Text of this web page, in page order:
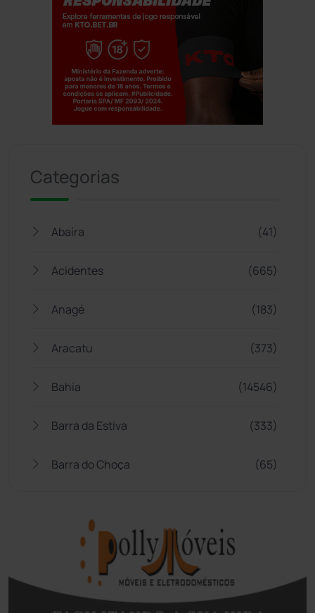
Categorias
Abaíra (41)
Acidentes (665)
Anagé (183)
Aracatu (373)
Bahia (14546)
Barra da Estiva (333)
Barra do Choça (65)
Bom Jesus da Lapa
Boquira